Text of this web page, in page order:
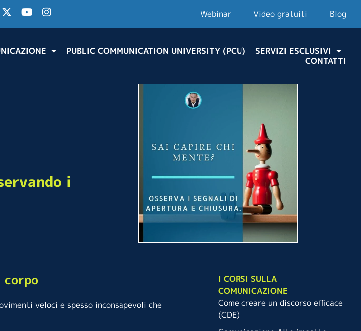
Webinar Video gratuiti Blog
PUBLIC COMMUNICATION UNIVERSITY (PCU)
SERVIZI ESCLUSIVI
CONTATTI
i
corpo
veloci e spesso inconsapevoli che
I CORSI SULLA
COMUNICAZIONE
Come creare un discorso efficace
(CDE)